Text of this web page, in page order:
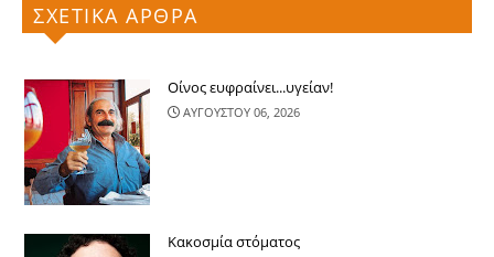
ΣΧΕΤΙΚΑ ΑΡΘΡΑ
Οίνος ευφραίνει...υγείαν!
ΑΥΓΟΥΣΤΟΥ 06, 2026
Κακοσμία στόματος